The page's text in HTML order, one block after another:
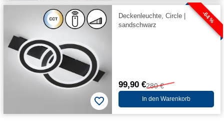
-64 %
Deckenleuchte, Circle |
sandschwarz
99,90 €280 €
In den Warenkorb